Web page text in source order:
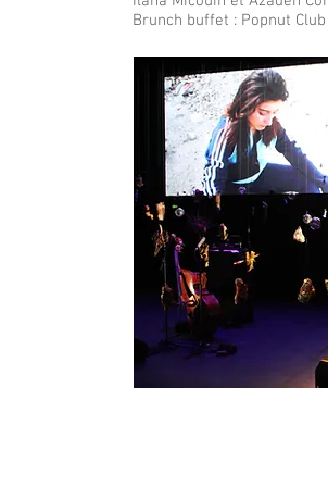
Brunch buffet : Popnut Club